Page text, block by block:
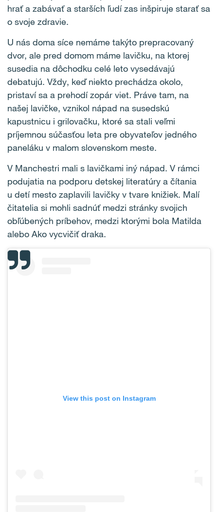
hrať a zabávať a starších ľudí zas inšpiruje starať sa
o svoje zdravie.
U nás doma síce nemáme takýto prepracovaný
dvor, ale pred domom máme lavičku, na ktorej
susedia na dôchodku celé leto vysedávajú
debatujú. Vždy, keď niekto prechádza okolo,
pristaví sa a prehodí zopár viet. Práve tam, na
našej lavičke, vznikol nápad na susedskú
kapustnicu i grilovačku, ktoré sa stali veľmi
príjemnou súčasťou leta pre obyvateľov jedného
paneláku v malom slovenskom meste.
V Manchestri mali s lavičkami iný nápad. V rámci
podujatia na podporu detskej literatúry a čítania
u detí mesto zaplavili lavičky v tvare knižiek. Malí
čitatelia si mohli sadnúť medzi stránky svojich
obľúbených príbehov, medzi ktorými bola Matilda
alebo Ako vycvičiť draka.
View this post on Instagram